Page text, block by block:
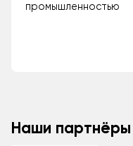
промышленностью
Наши партнёры